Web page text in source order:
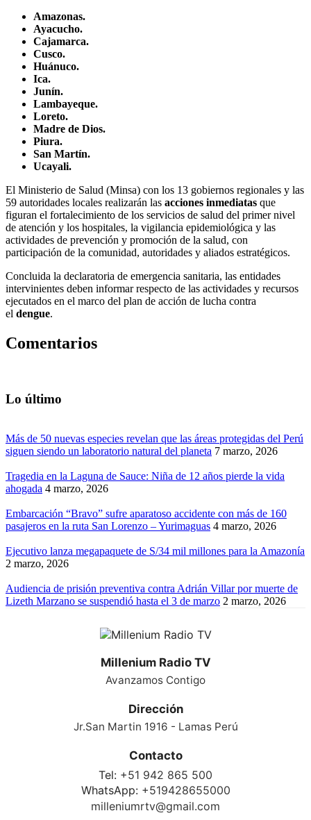
Amazonas.
Ayacucho.
Cajamarca.
Cusco.
Huánuco.
Ica.
Junín.
Lambayeque.
Loreto.
Madre de Dios.
Piura.
San Martín.
Ucayali.
El Ministerio de Salud (Minsa) con los 13 gobiernos regionales y las
59 autoridades locales realizarán las acciones inmediatas que
figuran el fortalecimiento de los servicios de salud del primer nivel
de atención y los hospitales, la vigilancia epidemiológica y las
actividades de prevención y promoción de la salud, con
participación de la comunidad, autoridades y aliados estratégicos.
Concluida la declaratoria de emergencia sanitaria, las entidades
intervinientes deben informar respecto de las actividades y recursos
ejecutados en el marco del plan de acción de lucha contra
el dengue.
Comentarios
Lo último
Más de 50 nuevas especies revelan que las áreas protegidas del Perú
siguen siendo un laboratorio natural del planeta 7 marzo, 2026
Tragedia en la Laguna de Sauce: Niña de 12 años pierde la vida
ahogada 4 marzo, 2026
Embarcación “Bravo” sufre aparatoso accidente con más de 160
pasajeros en la ruta San Lorenzo – Yurimaguas 4 marzo, 2026
Ejecutivo lanza megapaquete de S/34 mil millones para la Amazonía
2 marzo, 2026
Audiencia de prisión preventiva contra Adrián Villar por muerte de
Lizeth Marzano se suspendió hasta el 3 de marzo 2 marzo, 2026
Millenium Radio TV
Avanzamos Contigo
Dirección
Jr.San Martin 1916 - Lamas Perú
Contacto
Tel: +51 942 865 500
WhatsApp: +519428655000
milleniumrtv@gmail.com